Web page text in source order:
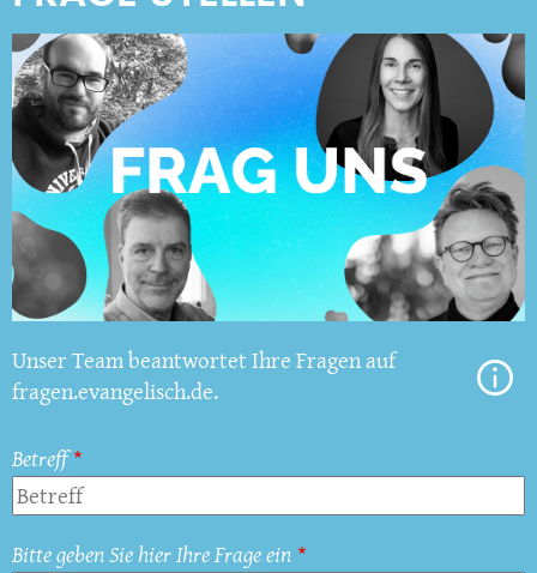
Unser Team beantwortet Ihre Fragen auf
fragen.evangelisch.de.
Betreff
Bitte geben Sie hier Ihre Frage ein